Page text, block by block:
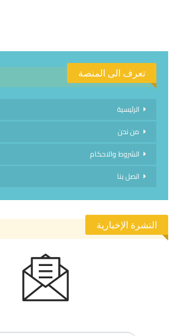
تعرف الى المنصة
الرئيسية
من نحن
الشروط والاحكام
اتصل بنا
النشرة الإخبارية